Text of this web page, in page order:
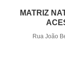
MATRIZ
Rua João